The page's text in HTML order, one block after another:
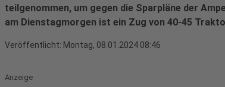
teilgenommen, um gegen die Sparpläne der
am Dienstagmorgen ist ein Zug von 40-45
Veröffentlicht: Montag, 08.01.2024 08:46
Anzeige